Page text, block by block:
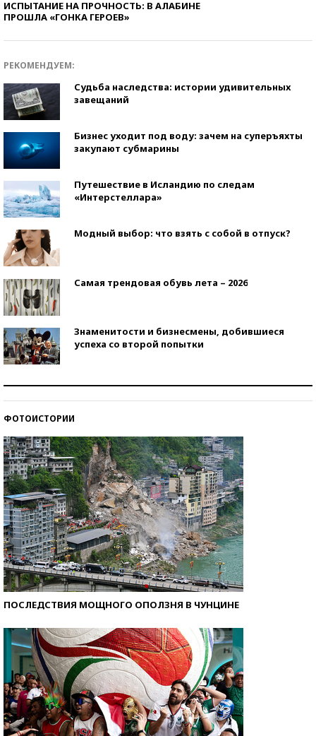
ИСПЫТАНИЕ НА ПРОЧНОСТЬ: В АЛАБИНЕ
ПРОШЛА «ГОНКА ГЕРОЕВ»
РЕКОМЕНДУЕМ:
Судьба наследства: истории удивительных
завещаний
Бизнес уходит под воду: зачем на суперъяхты
закупают субмарины
Путешествие в Исландию по следам
«Интерстеллара»
Модный выбор: что взять с собой в отпуск?
Самая трендовая обувь лета – 2026
Знаменитости и бизнесмены, добившиеся
успеха со второй попытки
ФОТОИСТОРИИ
ПОСЛЕДСТВИЯ МОЩНОГО ОПОЛЗНЯ В ЧУНЦИНЕ